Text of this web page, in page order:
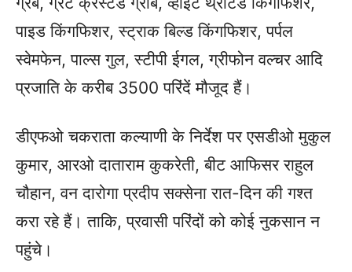
पाइड किंगफिशर, स्ट्राक बिल्ड किंगफिशर, पर्पल
स्वेमफेन, पाल्स गुल, स्टीपी ईगल, ग्रीफोन वल्चर आदि
प्रजाति के करीब 3500 परिंदें मौजूद हैं।
डीएफओ चकराता कल्याणी के निर्देश पर एसडीओ मुकुल
कुमार, आरओ दाताराम कुकरेती, बीट आफिसर राहुल
चौहान, वन दारोगा प्रदीप सक्सेना रात-दिन की गश्त
करा रहे हैं। ताकि, प्रवासी परिंदों को कोई नुकसान न
पहुंचे।